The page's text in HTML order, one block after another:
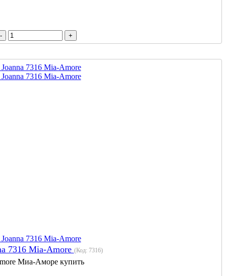
7316 Mia-Amore (Код: 7316)
Миа-Аморе купить